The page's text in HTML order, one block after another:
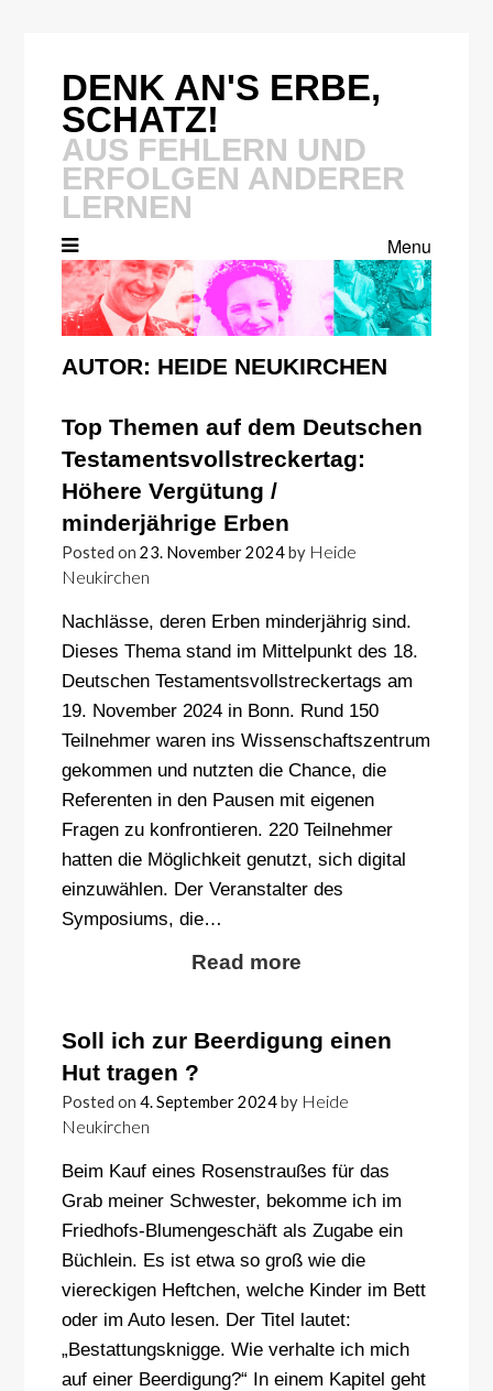
DENK AN'S ERBE,
SCHATZ!
AUS FEHLERN UND
ERFOLGEN ANDERER
LERNEN
Menu
AUTOR: HEIDE NEUKIRCHEN
Top Themen auf dem Deutschen
Testamentsvollstreckertag:
Höhere Vergütung /
minderjährige Erben
Posted on 23. November 2024by Heide
Neukirchen
Nachlässe, deren Erben minderjährig sind.
Dieses Thema stand im Mittelpunkt des 18.
Deutschen Testamentsvollstreckertags am
19. November 2024 in Bonn. Rund 150
Teilnehmer waren ins Wissenschaftszentrum
gekommen und nutzten die Chance, die
Referenten in den Pausen mit eigenen
Fragen zu konfrontieren. 220 Teilnehmer
hatten die Möglichkeit genutzt, sich digital
einzuwählen. Der Veranstalter des
Symposiums, die…
Read more
Soll ich zur Beerdigung einen
Hut tragen ?
Posted on 4. September 2024by Heide
Neukirchen
Beim Kauf eines Rosenstraußes für das
Grab meiner Schwester, bekomme ich im
Friedhofs-Blumengeschäft als Zugabe ein
Büchlein. Es ist etwa so groß wie die
viereckigen Heftchen, welche Kinder im Bett
oder im Auto lesen. Der Titel lautet:
„Bestattungsknigge. Wie verhalte ich mich
auf einer Beerdigung?“ In einem Kapitel geht